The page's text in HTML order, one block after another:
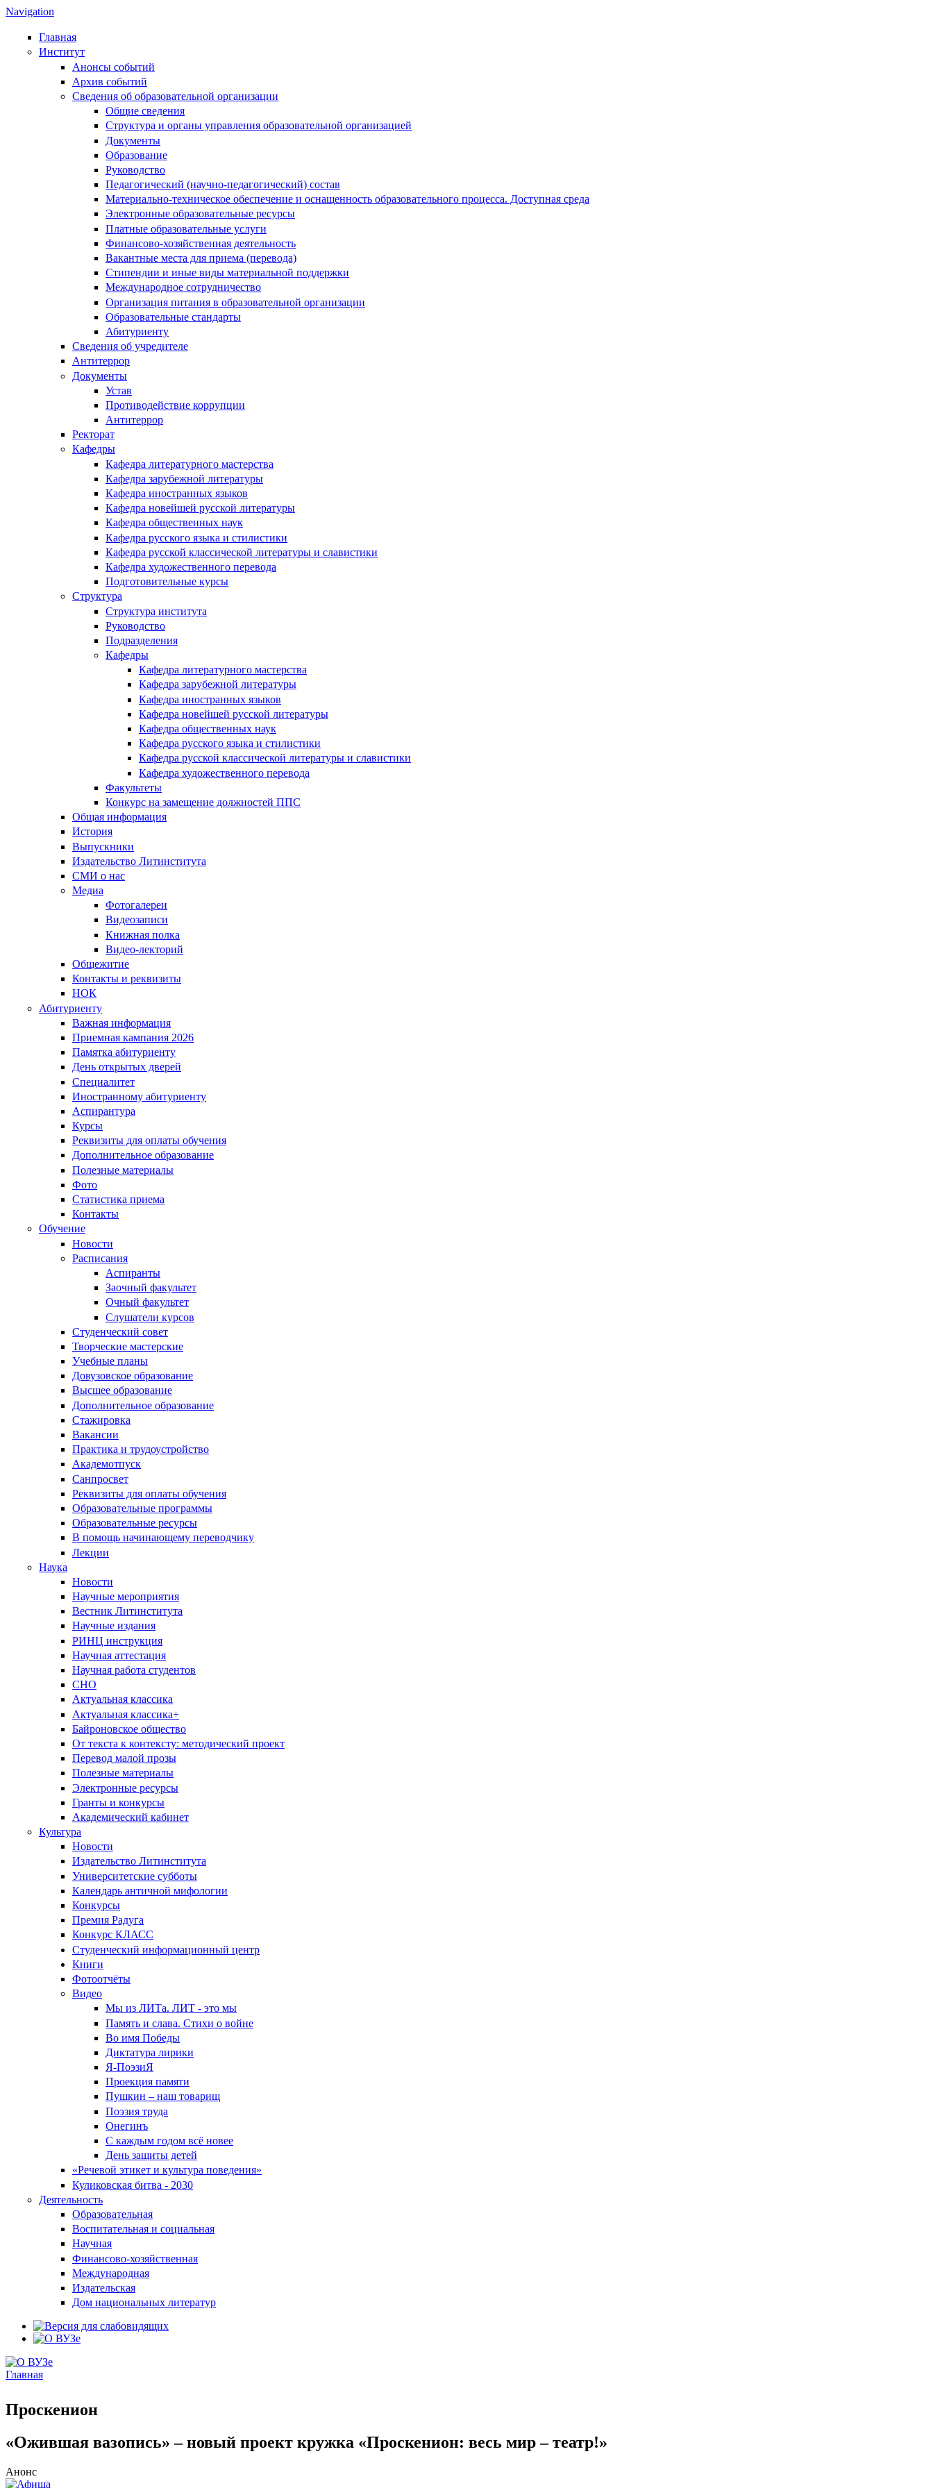
Navigation
Главная
Институт
Анонсы событий
Архив событий
Сведения об образовательной организации
Общие сведения
Структура и органы управления образовательной организацией
Документы
Образование
Руководство
Педагогический (научно-педагогический) состав
Материально-техническое обеспечение и оснащенность образовательного процесса. Доступная среда
Электронные образовательные ресурсы
Платные образовательные услуги
Финансово-хозяйственная деятельность
Вакантные места для приема (перевода)
Стипендии и иные виды материальной поддержки
Международное сотрудничество
Организация питания в образовательной организации
Образовательные стандарты
Абитуриенту
Сведения об учредителе
Антитеррор
Документы
Устав
Противодействие коррупции
Антитеррор
Ректорат
Кафедры
Кафедра литературного мастерства
Кафедра зарубежной литературы
Кафедра иностранных языков
Кафедра новейшей русской литературы
Кафедра общественных наук
Кафедра русского языка и стилистики
Кафедра русской классической литературы и славистики
Кафедра художественного перевода
Подготовительные курсы
Структура
Структура института
Руководство
Подразделения
Кафедры
Кафедра литературного мастерства
Кафедра зарубежной литературы
Кафедра иностранных языков
Кафедра новейшей русской литературы
Кафедра общественных наук
Кафедра русского языка и стилистики
Кафедра русской классической литературы и славистики
Кафедра художественного перевода
Факультеты
Конкурс на замещение должностей ППС
Общая информация
История
Выпускники
Издательство Литинститута
СМИ о нас
Медиа
Фотогалереи
Видеозаписи
Книжная полка
Видео-лекторий
Общежитие
Контакты и реквизиты
НОК
Абитуриенту
Важная информация
Приемная кампания 2026
Памятка абитуриенту
День открытых дверей
Специалитет
Иностранному абитуриенту
Аспирантура
Курсы
Реквизиты для оплаты обучения
Дополнительное образование
Полезные материалы
Фото
Статистика приема
Контакты
Обучение
Новости
Расписания
Аспиранты
Заочный факультет
Очный факультет
Слушатели курсов
Студенческий совет
Творческие мастерские
Учебные планы
Довузовское образование
Высшее образование
Дополнительное образование
Стажировка
Вакансии
Практика и трудоустройство
Академотпуск
Санпросвет
Реквизиты для оплаты обучения
Образовательные программы
Образовательные ресурсы
В помощь начинающему переводчику
Лекции
Наука
Новости
Научные мероприятия
Вестник Литинститута
Научные издания
РИНЦ инструкция
Научная аттестация
Научная работа студентов
СНО
Актуальная классика
Актуальная классика+
Байроновское общество
От текста к контексту: методический проект
Перевод малой прозы
Полезные материалы
Электронные ресурсы
Гранты и конкурсы
Академический кабинет
Культура
Новости
Издательство Литинститута
Университетские субботы
Календарь античной мифологии
Конкурсы
Премия Радуга
Конкурс КЛАСС
Студенческий информационный центр
Книги
Фотоотчёты
Видео
Мы из ЛИТа. ЛИТ - это мы
Память и слава. Стихи о войне
Во имя Победы
Диктатура лирики
Я-ПоэзиЯ
Проекция памяти
Пушкин – наш товарищ
Поэзия труда
Онегинъ
С каждым годом всё новее
День защиты детей
«Речевой этикет и культура поведения»
Куликовская битва - 2030
Деятельность
Образовательная
Воспитательная и социальная
Научная
Финансово-хозяйственная
Международная
Издательская
Дом национальных литератур
Главная
Проскенион
«Ожившая вазопись» – новый проект кружка «Проскенион: весь мир – театр!»
Анонс